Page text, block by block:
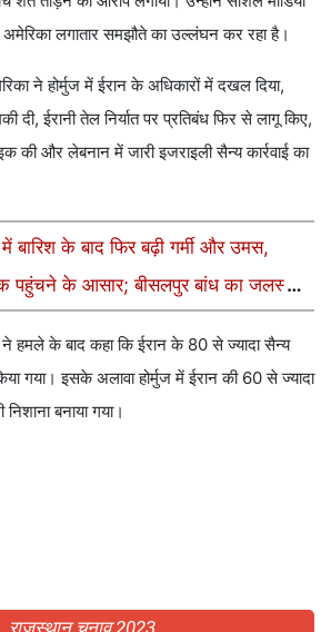
अमेरिका लगातार समझौते का उल्लंघन कर रहा है।
ने होर्मुज में ईरान के अधिकारों में दखल दिया,
दी, ईरानी तेल निर्यात पर प्रतिबंध फिर से लागू किए,
की और लेबनान में जारी इजराइली सैन्य कार्रवाई का
बारिश के बाद फिर बढ़ी गर्मी और उमस,
पहुंचने के आसार; बीसलपुर बांध का जलस्तर
हमले के बाद कहा कि ईरान के 80 से ज्यादा सैन्य
गया। इसके अलावा होर्मुज में ईरान की 60 से ज्यादा
बनाया गया।
राजस्थान चुनाव 2023